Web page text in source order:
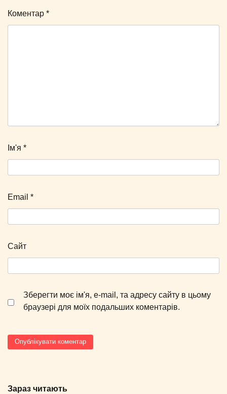
Коментар *
Ім'я *
Email *
Сайт
Зберегти моє ім'я, e-mail, та адресу сайту в цьому
браузері для моїх подальших коментарів.
Зараз читають